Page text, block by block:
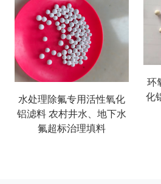
水处理除氟专用活性氧化
铝滤料 农村井水、地下水
氟超标治理填料
环
化